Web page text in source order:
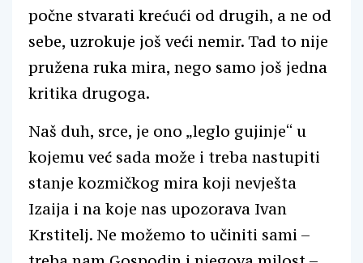
počne stvarati krećući od drugih, a ne od
sebe, uzrokuje još veći nemir. Tad to nije
pružena ruka mira, nego samo još jedna
kritika drugoga.
Naš duh, srce, je ono „leglo gujinje“ u
kojemu već sada može i treba nastupiti
stanje kozmičkog mira koji nevješta
Izaija i na koje nas upozorava Ivan
Krstitelj. Ne možemo to učiniti sami –